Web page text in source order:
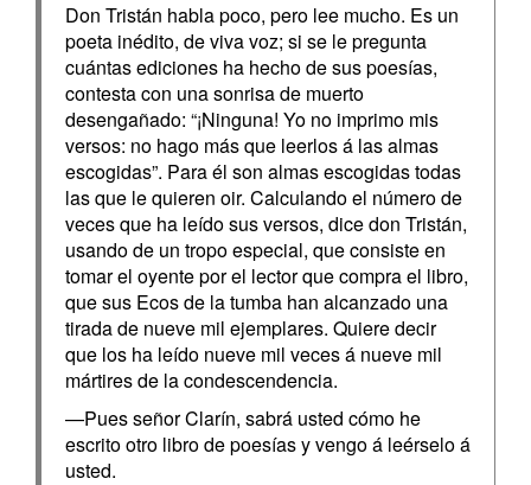
Don Tristán habla poco, pero lee mucho. Es un
poeta inédito, de viva voz; si se le pregunta
cuántas ediciones ha hecho de sus poesías,
contesta con una sonrisa de muerto
desengañado: “¡Ninguna! Yo no imprimo mis
versos: no hago más que leerlos á las almas
escogidas”. Para él son almas escogidas todas
las que le quieren oir. Calculando el número de
veces que ha leído sus versos, dice don Tristán,
usando de un tropo especial, que consiste en
tomar el oyente por el lector que compra el libro,
que sus Ecos de la tumba han alcanzado una
tirada de nueve mil ejemplares. Quiere decir
que los ha leído nueve mil veces á nueve mil
mártires de la condescendencia.
—Pues señor Clarín, sabrá usted cómo he
escrito otro libro de poesías y vengo á leérselo á
usted.